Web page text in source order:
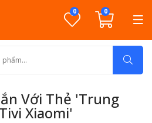
0 0
Với Thẻ 'trung
Xiaomi'